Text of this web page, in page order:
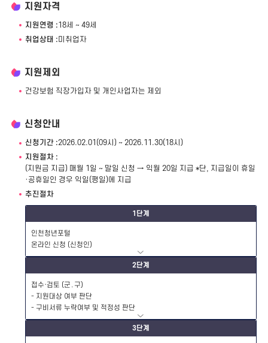
지원자격
지원연령 :18세 ~ 49세
취업상태 : 미취업자
지원제외
건강보험 직장가입자 및 개인사업자는 제외
신청안내
신청기간 :2026.02.01(09시) ~ 2026.11.30(18시)
지원절차 :
(지원금 지급) 매월 1일 ~ 말일 신청 → 익월 20일 지급 *단, 지급일이 휴일
·공휴일인 경우 익일(평일)에 지급
추진절차
1단계
인천청년포털
온라인 신청 (신청인)
2단계
접수·검토 (군․구)
- 지원대상 여부 판단
- 구비서류 누락여부 및 적정성 판단
3단계